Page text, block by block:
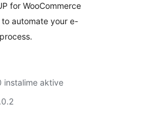
for WooCommerce
automate your e-
instalime aktive